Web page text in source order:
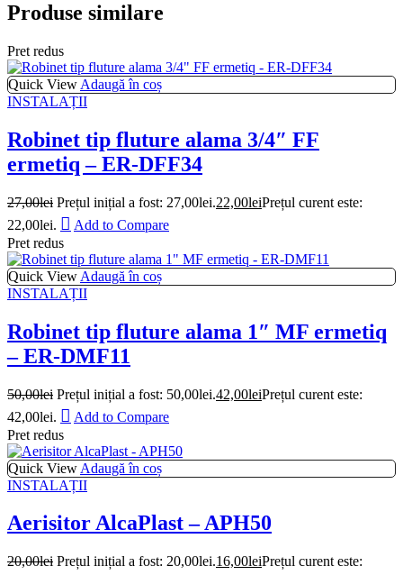
Produse similare
Pret redus
Quick View Adaugă în coș
INSTALAȚII
Robinet tip fluture alama 3/4″ FF
ermetiq – ER-DFF34
27,00lei Prețul inițial a fost: 27,00lei.22,00leiPrețul curent este:
22,00lei.
Add to Compare
Pret redus
Quick View Adaugă în coș
INSTALAȚII
Robinet tip fluture alama 1″ MF ermetiq
– ER-DMF11
50,00lei Prețul inițial a fost: 50,00lei.42,00leiPrețul curent este:
42,00lei.
Add to Compare
Pret redus
Quick View Adaugă în coș
INSTALAȚII
Aerisitor AlcaPlast – APH50
20,00lei Prețul inițial a fost: 20,00lei.16,00leiPrețul curent este: